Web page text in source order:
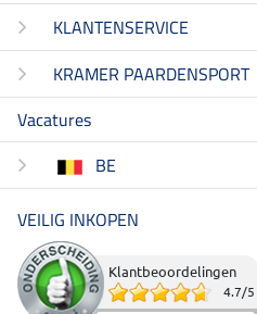
KLANTENSERVICE
KRAMER PAARDENSPORT
Vacatures
BE
VEILIG INKOPEN
Klantbeoordelingen
4.7/5